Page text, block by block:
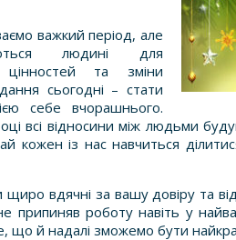
важкий період, але
людині для
цінностей та зміни
сьогодні – стати
себе вчорашнього.
всі відносини між людьми
кожен із нас навчиться
вдячні за вашу довіру та
роботу навіть у
що й надалі зможемо бути